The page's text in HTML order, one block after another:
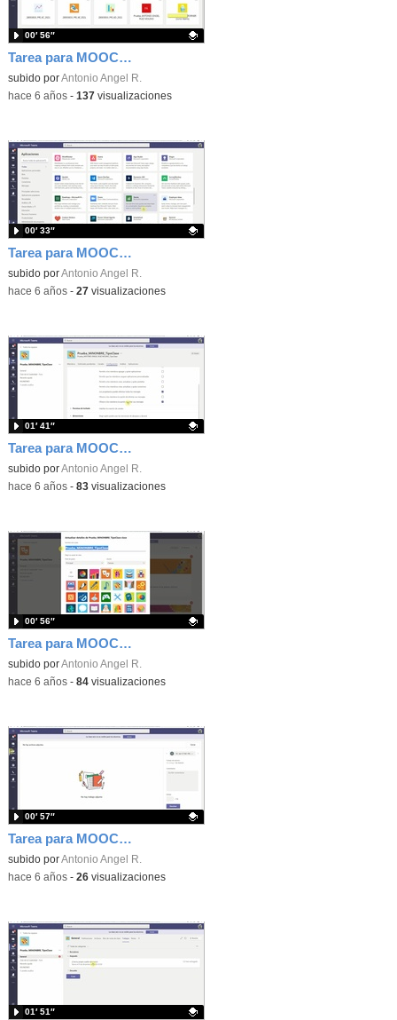
Tarea para MOOC Teams 1B - Equipos
Contenido educativo.
subido porAntonio Angel R.
00′ 56″
-hace 6 años- 137 visualizaciones
Tarea para MOOC Teams - Más
Contenido educativo.
subido porAntonio Angel R.
00′ 33″
-hace 6 años- 27 visualizaciones
Tarea para MOOC Teams 10 - Permisos de miembros
Contenido educativo.
subido porAntonio Angel R.
01′ 41″
-hace 6 años- 83visualizaciones
Tarea para MOOC Teams 9 - Editar equipo
Contenido educativo.
subido porAntonio Angel R.
00′ 56″
-hace 6 años- 84visualizaciones
Tarea para MOOC Teams 8B - Detalles sobre tareas
Contenido educativo.
subido porAntonio Angel R.
00′ 57″
-hace 6 años- 26visualizaciones
01′ 51″